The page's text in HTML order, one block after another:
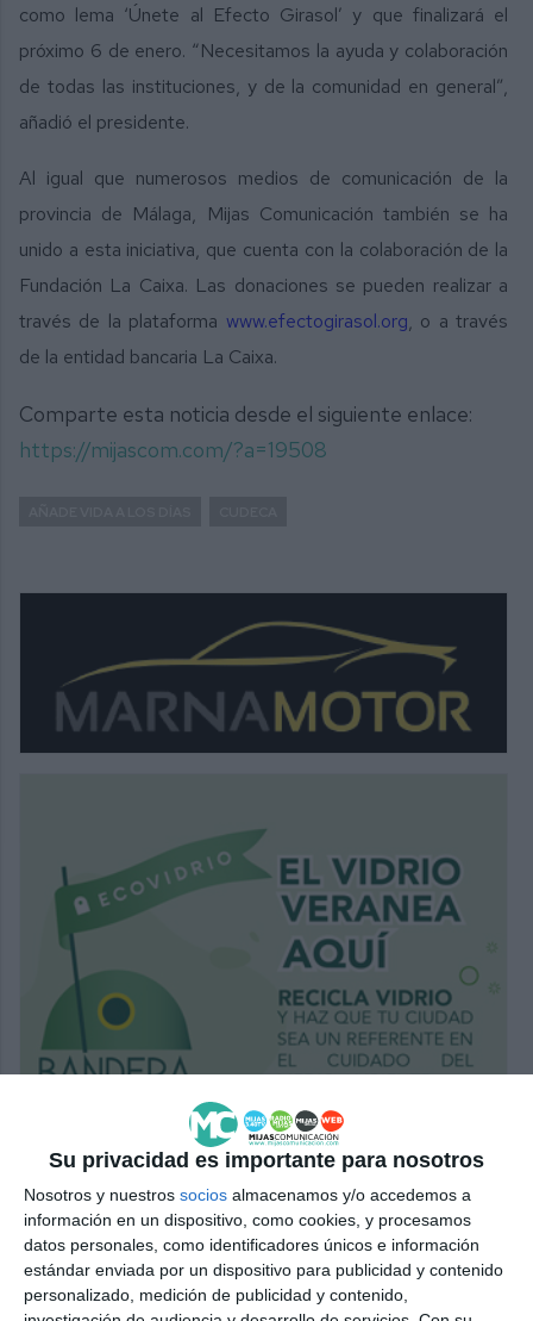
Su privacidad es importante para nosotros
Nosotros y nuestros socios almacenamos y/o accedemos a
información en un dispositivo, como cookies, y procesamos
datos personales, como identificadores únicos e información
estándar enviada por un dispositivo para publicidad y contenido
personalizado, medición de publicidad y contenido,
como lema ‘Únete al Efecto Girasol’ y que finalizará el
próximo 6 de enero. “Necesitamos la ayuda y colaboración
de todas las instituciones, y de la comunidad en general”,
añadió el presidente.
Al igual que numerosos medios de comunicación de la
provincia de Málaga, Mijas Comunicación también se ha
unido a esta iniciativa, que cuenta con la colaboración de la
Fundación La Caixa. Las donaciones se pueden realizar a
través de la plataforma www.efectogirasol.org, o a través
de la entidad bancaria La Caixa.
Comparte esta noticia desde el siguiente enlace:
https://mijascom.com/?a=19508